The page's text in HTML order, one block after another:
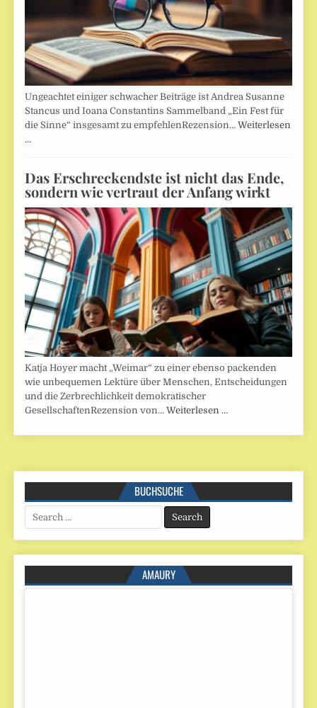
Ungeachtet einiger schwacher Beiträge ist Andrea Susanne
Stancus und Ioana Constantins Sammelband „Ein Fest für
die Sinne“ insgesamt zu empfehlenRezension…Weiterlesen
…
Das Erschreckendste ist nicht das Ende,
sondern wie vertraut der Anfang wirkt
Katja Hoyer macht „Weimar“ zu einer ebenso packenden
wie unbequemen Lektüre über Menschen, Entscheidungen
und die Zerbrechlichkeit demokratischer
GesellschaftenRezension von…Weiterlesen …
BUCHSUCHE
Search
for:
AMAURY